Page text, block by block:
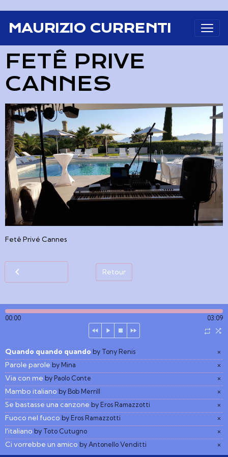
MAURIZIO CURRENTI
FETÊ PRIVE
CANNES
Fetê Privé Cannes
Retour
00:00 03:09
×
Quando quando quando by Tony Renis
×
Parole parole by Mina
×
Via con me by Paolo Conte
×
Mambo italiano by Bob Merrill
×
Se bastasse una canzone by Eros Ramazzotti
×
Fuoco nel fuoco by Eros Ramazzotti
×
l'italiano by Toto Cutugno
×
Ci vorrebbe un amico by Antonello Venditti